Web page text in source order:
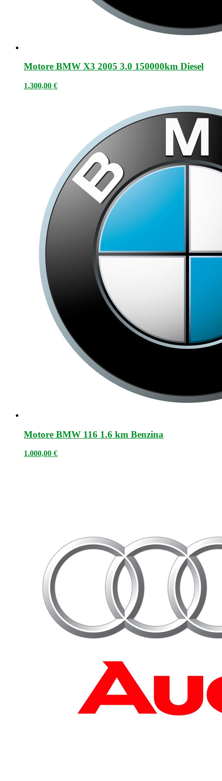
Motore BMW X3 2005 3.0 150000km Diesel
1.300,00 €
Motore BMW 116 1.6 km Benzina
1.000,00 €